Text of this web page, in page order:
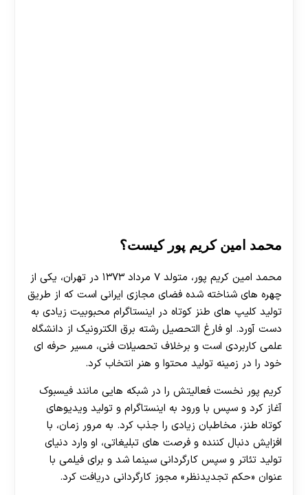
محمد امین کریم پور کیست؟
محمد امین کریم‌ پور، متولد ۷ مرداد ۱۳۷۳ در تهران، یکی از
چهره‌ های شناخته‌ شده فضای مجازی ایرانی است که از طریق
تولید کلیپ‌ های طنز کوتاه در اینستاگرام محبوبیت زیادی به
دست آورد. او فارغ‌ التحصیل رشته برق الکترونیک از دانشگاه
علمی کاربردی است و برخلاف تحصیلات فنی، مسیر حرفه‌ ای
خود را در زمینه تولید محتوا و هنر انتخاب کرد.
کریم‌ پور نخست فعالیتش را در شبکه‌ هایی مانند فیسبوک
آغاز کرد و سپس با ورود به اینستاگرام و تولید ویدیوهای
کوتاه طنز، مخاطبان زیادی را جذب کرد. به مرور زمان، با
افزایش دنبال‌ کننده و فرصت‌ های تبلیغاتی، او وارد دنیای
تولید تئاتر و سپس کارگردانی سینما شد و برای فیلمی با
عنوان «حکم تجدیدنظر» مجوز کارگردانی دریافت کرد.